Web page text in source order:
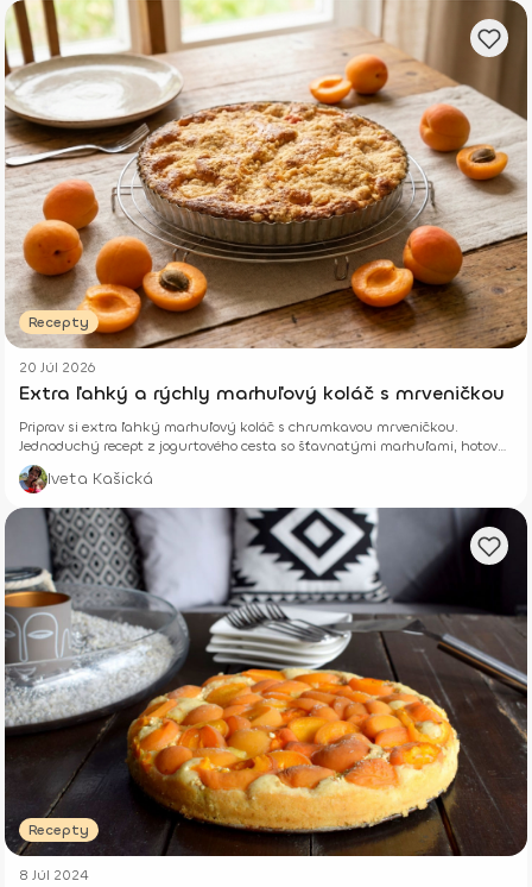
Recepty
20 Júl 2026
Extra ľahký a rýchly marhuľový koláč s mrveničkou
Priprav si extra ľahký marhuľový koláč s chrumkavou mrveničkou.
Jednoduchý recept z jogurtového cesta so šťavnatými marhuľami, hotový
z pár surovín.
Iveta Kašická
Recepty
8 Júl 2024